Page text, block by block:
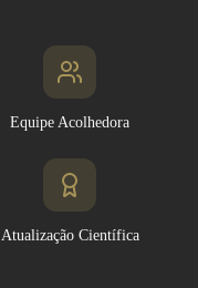
Equipe Acolhedora
Atualização Científica